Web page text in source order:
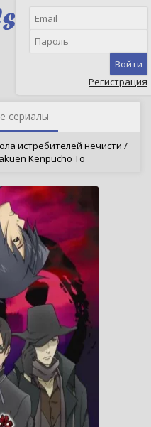
Войти
Регистрация
сериалы
истребителей нечисти /
Kenpucho To